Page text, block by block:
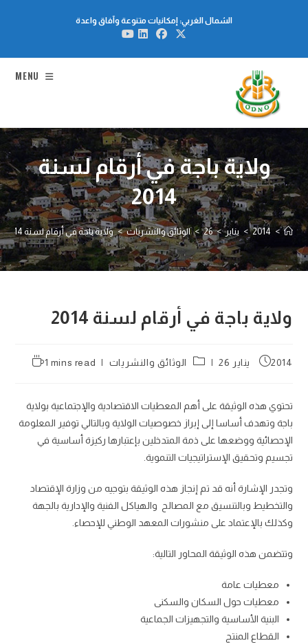
الشمال الغربي: إمكانيات متنوعة وآفاق واعدة
MENU
ولاية باجة في أرقام لسنة
2014
>
2014
> يناير >
26
> الوثائق والنشريات > ولاية باجة في أرقام لسنة 2014
ولاية باجة في أرقام لسنة 2014
Post
2014 يناير 26
Postالوثائق والنشريات
Reading
1 mins read
تحتوي هذه الوثيقة على أهم المعطيات الا‏قتصادية والإجتماعية بولاية
باجة وتهدف أساسا إلى ‏إبراز خصوصيات الولاية وبالتالي توفير المعلومة
الإحصائية ووضعها على ذمة المتدخلين بإعتبارها ركيزة‎‏ أساسية في
تجسيم وتحقيق الإستراتيجيات التنموية.
و‏تجدر الإشارة أنه قد تم إنجاز هذه الوثيقة بتوجيه من‏ وزارة الإقتصاد
والتخطيط وبالتنسيق مع المصالح ‎‏ والهياكل الفنية والإدارية بالجهة
وكذلك بالإعتماد على‎ منشورات المعهد الوطني للإحصاء.‎
‏وتتضمن هذه الوثيقة المحاور التالية:‎
معطيات عامة
‏معطيات حول السكان والسكنى
البنية الأساسية والتجهيزات الجماعية
القطاع المنتج